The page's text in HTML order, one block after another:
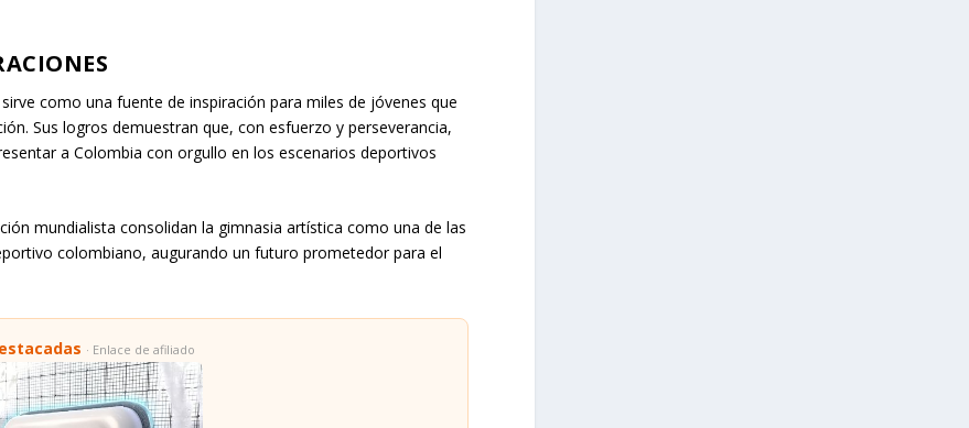
como una fuente de inspiración para miles de jóvenes que
Sus logros demuestran que, con esfuerzo y perseverancia,
a Colombia con orgullo en los escenarios deportivos
mundialista consolidan la gimnasia artística como una de las
colombiano, augurando un futuro prometedor para el
· Enlace de afiliado